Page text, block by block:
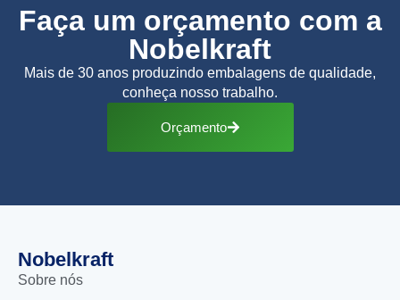
Faça um orçamento com a
Nobelkraft
Mais de 30 anos produzindo embalagens de qualidade,
conheça nosso trabalho.
Orçamento
Nobelkraft
Sobre nós